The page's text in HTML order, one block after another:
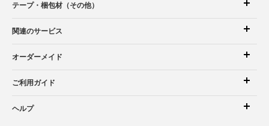
テープ・梱包材（その他）
関連のサービス
オーダーメイド
ご利用ガイド
ヘルプ